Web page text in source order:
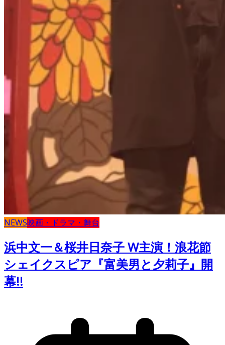
NEWS映画・ドラマ・舞台
浜中文一＆桜井日奈子 W主演！浪花節
シェイクスピア『富美男と夕莉子』開
幕!!